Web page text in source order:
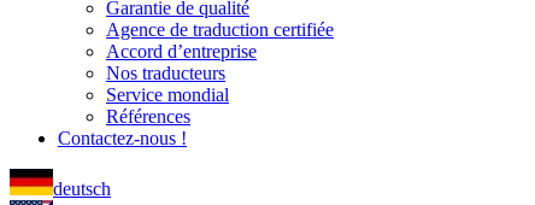
Garantie de qualité
Agence de traduction certifiée
Accord d’entreprise
Nos traducteurs
Service mondial
Références
Contactez-nous !
deutsch